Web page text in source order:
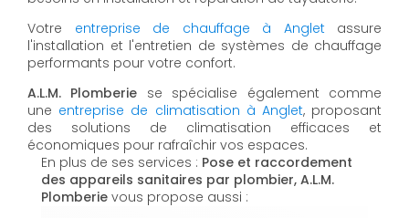
Votre entreprise de chauffage à Angletassure
l'installation et l'entretien de systèmes de chauffage
performants pour votre confort.
A.L.M. Plomberie se spécialise également comme
une entreprise de climatisation à Anglet, proposant
des solutions de climatisation efficaces et
économiques pour rafraîchir vos espaces.
En plus de ses services : Pose et raccordement
des appareils sanitaires par plombier, A.L.M.
Plomberie vous propose aussi :